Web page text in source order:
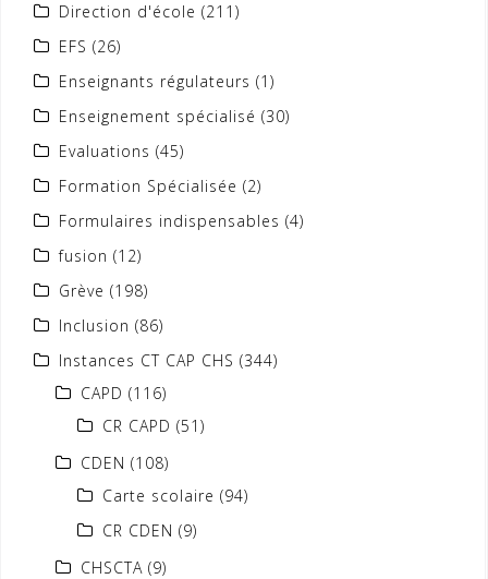
Direction d'école (211)
EFS (26)
Enseignants régulateurs (1)
Enseignement spécialisé (30)
Evaluations (45)
Formation Spécialisée (2)
Formulaires indispensables (4)
fusion (12)
Grève (198)
Inclusion (86)
Instances CT CAP CHS (344)
CAPD (116)
CR CAPD (51)
CDEN (108)
Carte scolaire (94)
CR CDEN (9)
CHSCTA (9)